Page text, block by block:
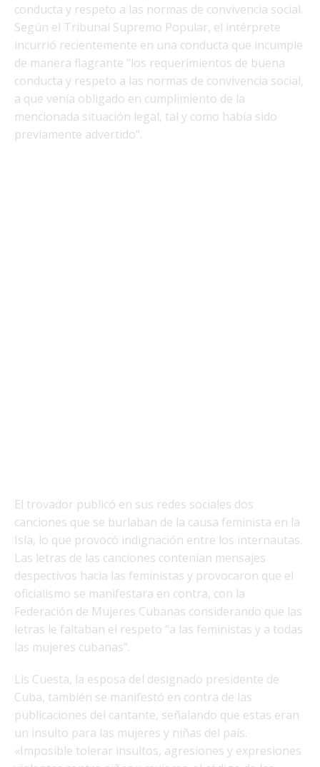
conducta y respeto a las normas de convivencia social.
Según el Tribunal Supremo Popular, el intérprete
incurrió recientemente en una conducta que incumple
de manera flagrante “los requerimientos de buena
conducta y respeto a las normas de convivencia social,
a que venía obligado en cumplimiento de la
mencionada situación legal, tal y como había sido
previamente advertido”.
El trovador publicó en sus redes sociales dos
canciones que se burlaban de la causa feminista en la
Isla, lo que provocó indignación entre los internautas.
Las letras de las canciones contenían mensajes
despectivos hacia las feministas y provocaron que el
oficialismo se manifestara en contra, con la
Federación de Mujeres Cubanas considerando que las
letras le faltaban el respeto “a las feministas y a todas
las mujeres cubanas”.
Lis Cuesta, la esposa del designado presidente de
Cuba, también se manifestó en contra de las
publicaciones del cantante, señalando que estas eran
un insulto para las mujeres y niñas del país.
«Imposible tolerar insultos, agresiones y expresiones